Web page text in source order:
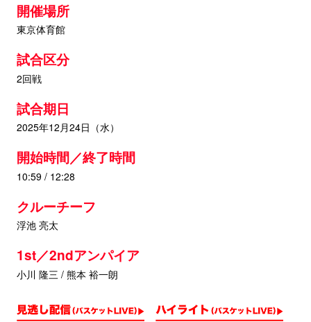
開催場所
東京体育館
試合区分
2回戦
試合期日
2025年12月24日（水）
開始時間／終了時間
10:59 / 12:28
クルーチーフ
浮池 亮太
1st／2ndアンパイア
小川 隆三 / 熊本 裕一朗